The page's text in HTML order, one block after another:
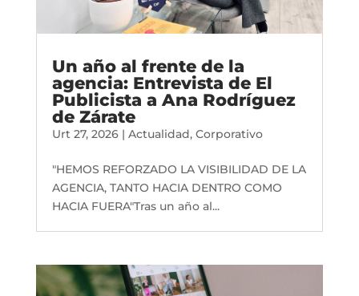
Un año al frente de la
agencia: Entrevista de El
Publicista a Ana Rodríguez
de Zárate
Urt 27, 2026| Actualidad, Corporativo
"HEMOS REFORZADO LA VISIBILIDAD DE LA
AGENCIA, TANTO HACIA DENTRO COMO
HACIA FUERA"Tras un año al...